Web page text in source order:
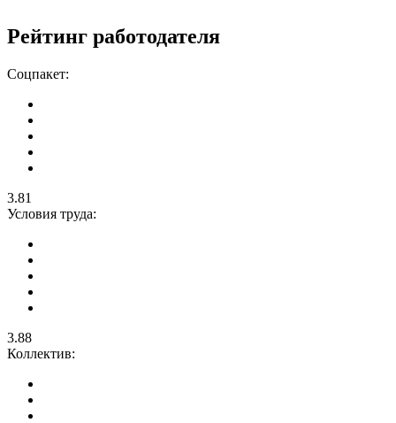
Рейтинг работодателя
Соцпакет:
3.81
Условия труда:
3.88
Коллектив: